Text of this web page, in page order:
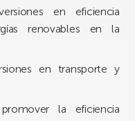
en eficiencia
renovables en la
en transporte y
la eficiencia